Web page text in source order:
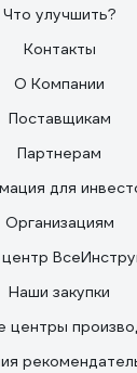
Что улучшить?
Контакты
О Компании
Поставщикам
Партнерам
для
Организациям
Наши закупки
центры